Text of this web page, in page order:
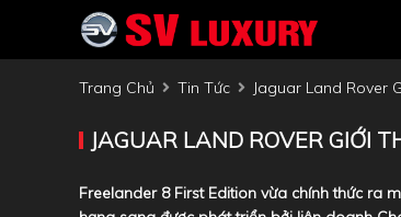
Trang Chủ Tin Tức Jaguar Land Rover
JAGUAR LAND ROVER GIỚI
Freelander 8 First Edition vừa chính thức ra